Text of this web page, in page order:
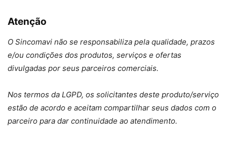
Atenção
O Sincomavi não se responsabiliza pela qualidade, prazos
e/ou condições dos produtos, serviços e ofertas
divulgadas por seus parceiros comerciais.
Nos termos da LGPD, os solicitantes deste produto/serviço
estão de acordo e aceitam compartilhar seus dados com o
parceiro para dar continuidade ao atendimento.